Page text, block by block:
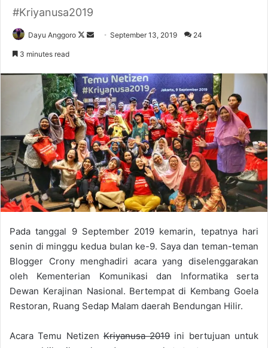
#Kriyanusa2019
Dayu Anggoro
F
l
o
w
o
n
X
d
a
n
e
m
a
i
l
September 13, 2019 24
3 minutes read
Pada tanggal 9 September 2019 kemarin, tepatnya hari
senin di minggu kedua bulan ke-9. Saya dan teman-teman
Blogger Crony menghadiri acara yang diselenggarakan
oleh Kementerian Komunikasi dan Informatika serta
Dewan Kerajinan Nasional. Bertempat di Kembang Goela
Restoran, Ruang Sedap Malam daerah Bendungan Hilir.
Acara Temu NetizenKriyanusa 2019ini bertujuan untuk